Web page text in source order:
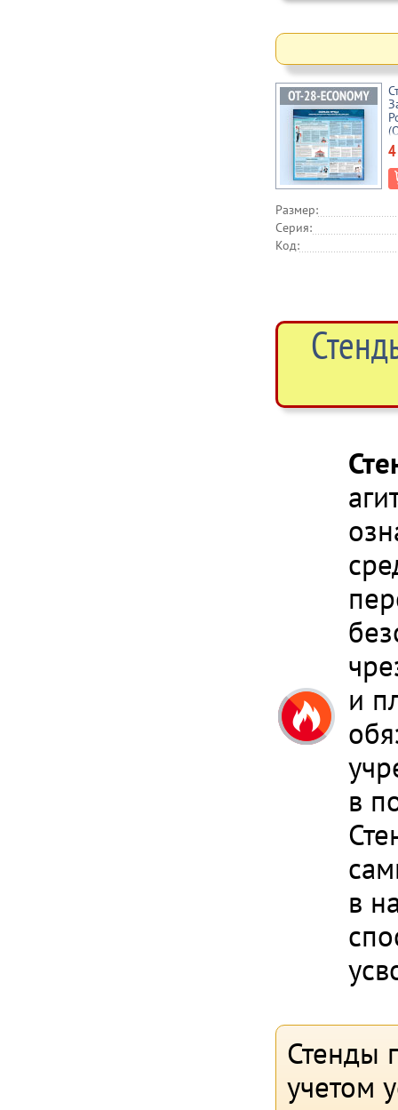
Размер:
Серия:
Код:
и
в
в
Стенды
учетом